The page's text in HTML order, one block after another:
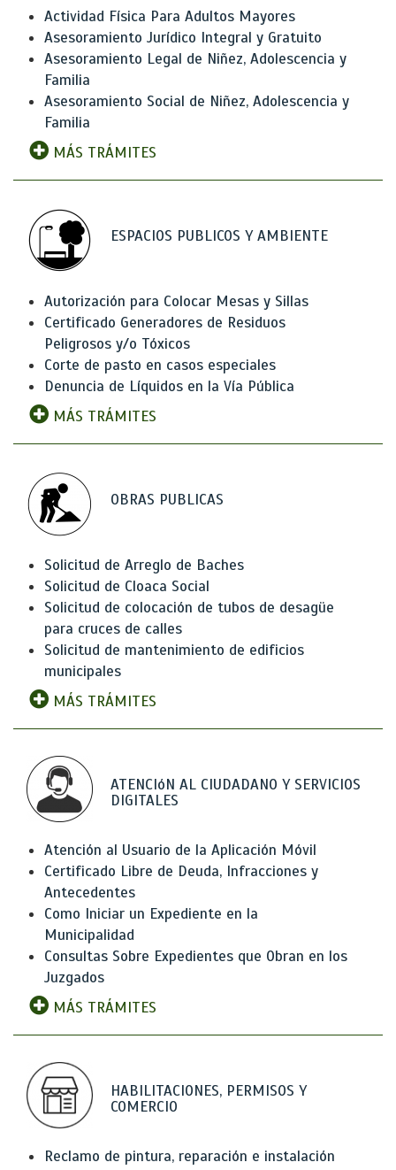
Actividad Física Para Adultos Mayores
Asesoramiento Jurídico Integral y Gratuito
Asesoramiento Legal de Niñez, Adolescencia y
Familia
Asesoramiento Social de Niñez, Adolescencia y
Familia
MÁS TRÁMITES
ESPACIOS PUBLICOS Y AMBIENTE
Autorización para Colocar Mesas y Sillas
Certificado Generadores de Residuos
Peligrosos y/o Tóxicos
Corte de pasto en casos especiales
Denuncia de Líquidos en la Vía Pública
MÁS TRÁMITES
OBRAS PUBLICAS
Solicitud de Arreglo de Baches
Solicitud de Cloaca Social
Solicitud de colocación de tubos de desagüe
para cruces de calles
Solicitud de mantenimiento de edificios
municipales
MÁS TRÁMITES
ATENCIóN AL CIUDADANO Y SERVICIOS
DIGITALES
Atención al Usuario de la Aplicación Móvil
Certificado Libre de Deuda, Infracciones y
Antecedentes
Como Iniciar un Expediente en la
Municipalidad
Consultas Sobre Expedientes que Obran en los
Juzgados
MÁS TRÁMITES
HABILITACIONES, PERMISOS Y
COMERCIO
Reclamo de pintura, reparación e instalación